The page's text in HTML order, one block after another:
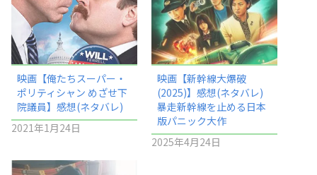
映画【俺たちスーパー・
ポリティシャン めざせ下
院議員】感想(ネタバレ)
2021年1月24日
映画【新幹線大爆破
(2025)】感想(ネタバレ)
暴走新幹線を止める日本
版パニック大作
2025年4月24日